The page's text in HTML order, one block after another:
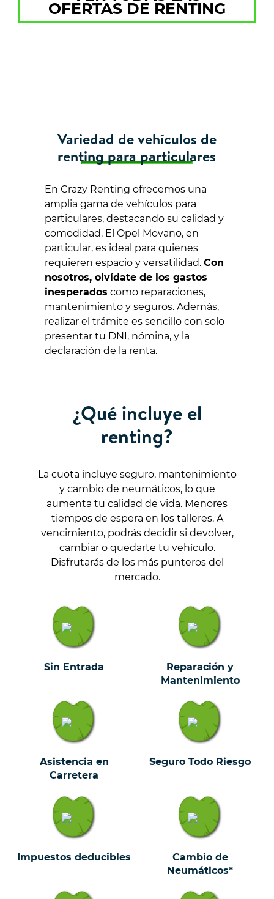
OFERTAS DE RENTING
Variedad de vehículos de
renting para particulares
En Crazy Renting ofrecemos una
amplia gama de vehículos para
particulares, destacando su calidad y
comodidad. El Opel Movano, en
particular, es ideal para quienes
requieren espacio y versatilidad. Con
nosotros, olvídate de los gastos
inesperados como reparaciones,
mantenimiento y seguros. Además,
realizar el trámite es sencillo con solo
presentar tu DNI, nómina, y la
declaración de la renta.
¿Qué incluye el
renting?
La cuota incluye seguro, mantenimiento
y cambio de neumáticos, lo que
aumenta tu calidad de vida. Menores
tiempos de espera en los talleres. A
vencimiento, podrás decidir si devolver,
cambiar o quedarte tu vehículo.
Disfrutarás de los más punteros del
mercado.
Sin Entrada
Reparación y
Mantenimiento
Asistencia en
Carretera
Seguro Todo Riesgo
Impuestos deducibles
Cambio de
Neumáticos*